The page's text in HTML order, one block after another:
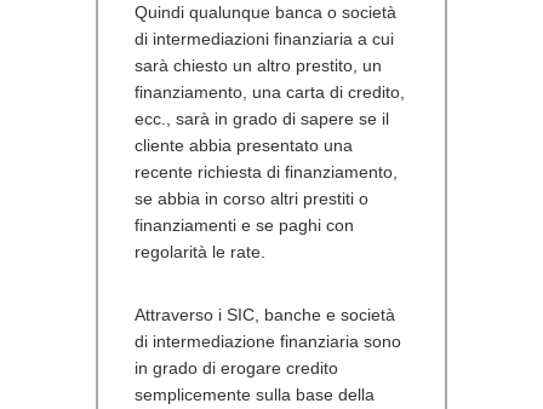
Quindi qualunque banca o società
di intermediazioni finanziaria a cui
sarà chiesto un altro prestito, un
finanziamento, una carta di credito,
ecc., sarà in grado di sapere se il
cliente abbia presentato una
recente richiesta di finanziamento,
se abbia in corso altri prestiti o
finanziamenti e se paghi con
regolarità le rate.
Attraverso i SIC, banche e società
di intermediazione finanziaria sono
in grado di erogare credito
semplicemente sulla base della